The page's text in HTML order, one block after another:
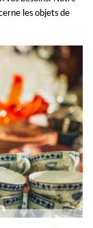
les objets de